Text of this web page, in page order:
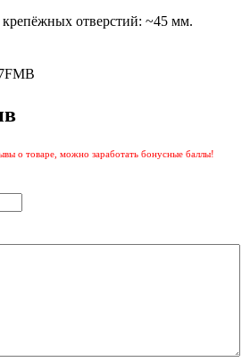
крепёжных отверстий: ~45 мм.
о товаре, можно заработать бонусные баллы!